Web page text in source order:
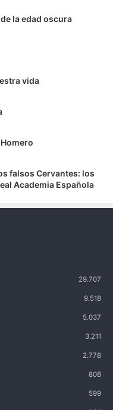
la edad oscura
vida
falsos Cervantes: los
Academia Española
29.707
9.518
5.037
3.211
2.778
808
599